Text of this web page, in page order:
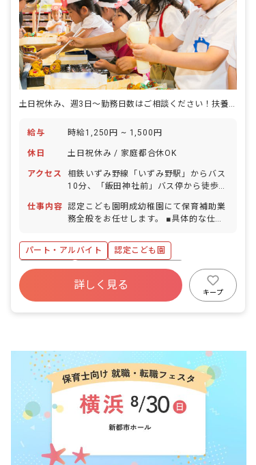
給与 時給1,250円 ~ 1,500円
休日 土日祝休み / 家庭都合休OK
アクセス
相鉄いずみ野線「いずみ野駅」からバス
10分、「飯田神社前」バス停から徒歩1
OK（無料駐車場・無料駐輪場あり）
仕事内容 認定こども園明成幼稚園にて保育補助業
務全般をお任せします。 ■具体的な仕事
泄の補助、給食の配膳 ・預かり保育業務
全般：おやつの配膳、遊びの見守り、排
泄の補助、保護者への園児引き渡し
パート・アルバイト
認定こども園
正社員登用
寮・住宅・家賃補助あり
社会保険完備
土日祝休み
詳しく見る
キープ